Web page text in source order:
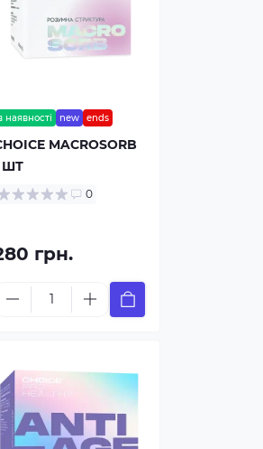
наявності new ends
MACROSORB
ШТ
0
грн.